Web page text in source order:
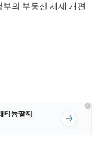
의 부동산 세제 개편